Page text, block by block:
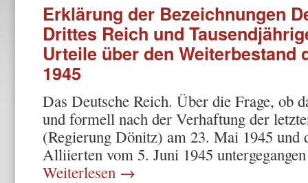
Erklärung der Bezeichnungen
Drittes Reich und
Urteile über den Weiterbestand
1945
Das Deutsche Reich. Über die Frage, ob
und formell nach der Verhaftung der
(Regierung Dönitz) am 23. Mai 1945 und
Alliierten vom 5. Juni 1945
Weiterlesen →